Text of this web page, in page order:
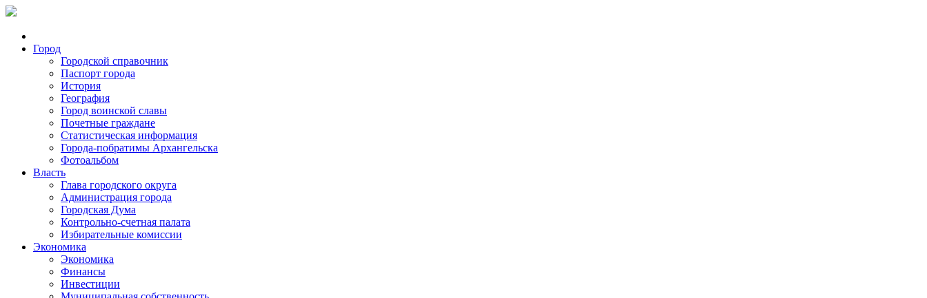
Город
Городской справочник
Паспорт города
История
География
Город воинской славы
Почетные граждане
Статистическая информация
Города-побратимы Архангельска
Фотоальбом
Власть
Глава городского округа
Администрация города
Городская Дума
Контрольно-счетная палата
Избирательные комиссии
Экономика
Экономика
Финансы
Инвестиции